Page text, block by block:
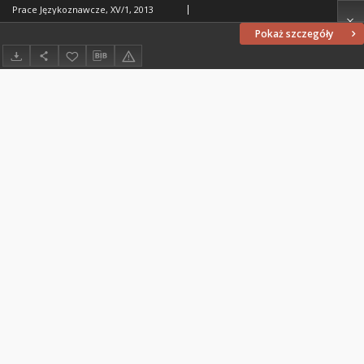
Pokaż szczegóły
Prace Językoznawcze, XV/1, 2013